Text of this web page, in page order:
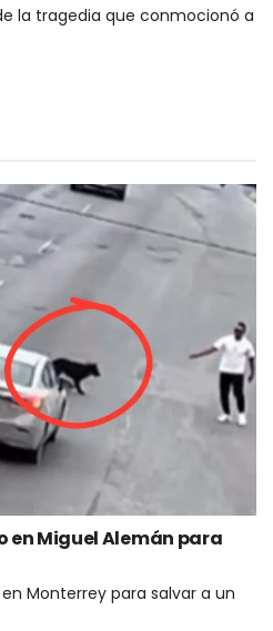
la tragedia que conmocionó a
en Miguel Alemán para
Monterrey para salvar a un